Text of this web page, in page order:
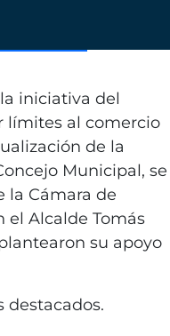
Comercio
de
iniciativa del
límites al comercio
de la
Municipal, se
la Cámara de
el Alcalde Tomás
su apoyo
destacados.